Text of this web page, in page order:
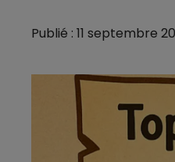
Publié : 11 septembre